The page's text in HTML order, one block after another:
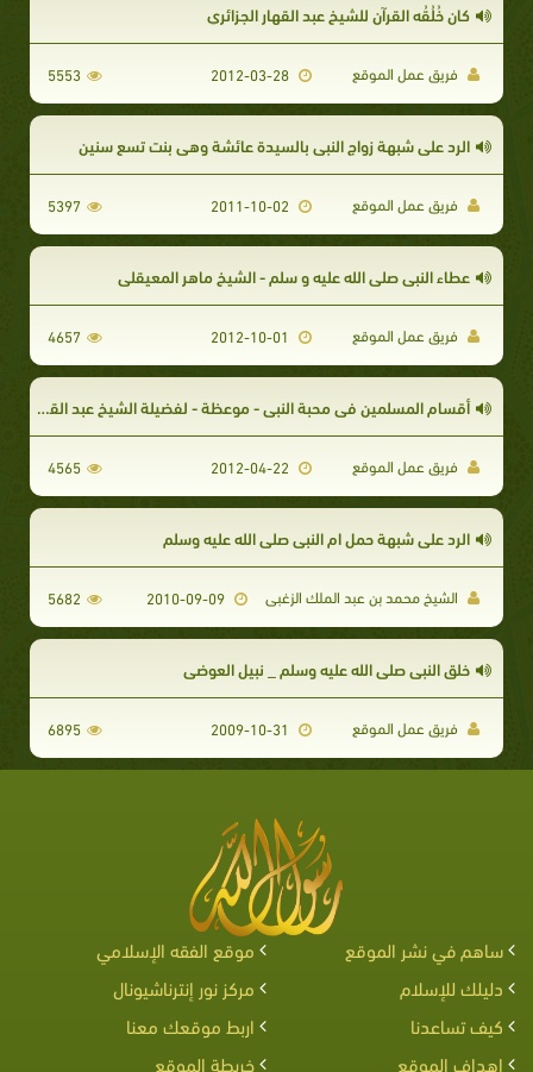
كان خُلُقُه القرآن للشيخ عبد القهار الجزائري
فريق عمل الموقع 5553
الرد على شبهة زواج النبى بالسيدة عائشة وهى بنت تسع سنين
فريق عمل الموقع 5397
عطاء النبي صلى الله عليه و سلم - الشيخ ماهر المعيقلي
فريق عمل الموقع 4657
أقسام المسلمين في محبة النبي - موعظة - لفضيلة الشيخ عبد القهار الجزائري
فريق عمل الموقع 4565
الرد على شبهة حمل ام النبى صلى الله عليه وسلم
الشيخ محمد بن عبد الملك الزغبى 2010-09-09
5682
خلق النبي صلى الله عليه وسلم _ نبيل العوضي
فريق عمل الموقع 6895
ساهم في نشر الموقع
موقع الفقه الإسلامي
دليلك للإسلام
مركز نور إنترناشيونال
كيف تساعدنا
اربط موقعك معنا
اهداف الموقع
خريطة الموقع